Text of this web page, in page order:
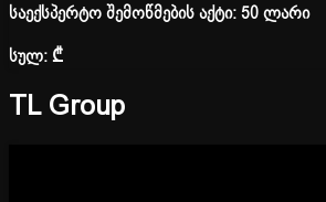
საექსპერტო შემოწმების აქტი: 50 ლარი
სულ:₾
TL Group